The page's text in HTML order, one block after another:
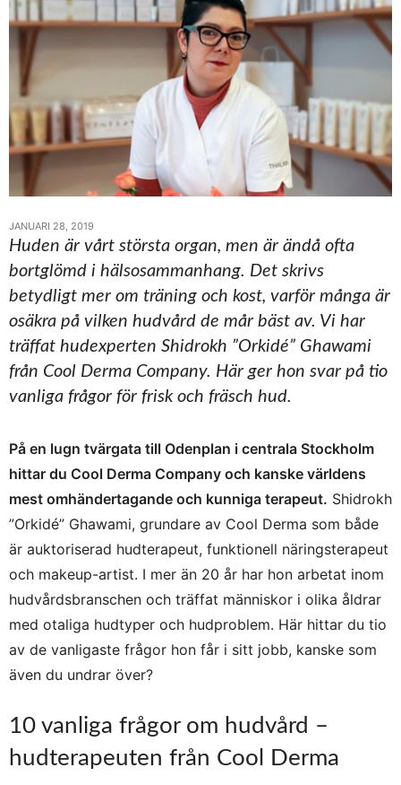
JANUARI 28, 2019
Huden är vårt största organ, men är ändå ofta
bortglömd i hälsosammanhang. Det skrivs
betydligt mer om träning och kost, varför många är
osäkra på vilken hudvård de mår bäst av. Vi har
träffat hudexperten Shidrokh ”Orkidé” Ghawami
från Cool Derma Company. Här ger hon svar på tio
vanliga frågor för frisk och fräsch hud.
På en lugn tvärgata till Odenplan i centrala Stockholm
hittar du Cool Derma Company och kanske världens
mest omhändertagande och kunniga terapeut. Shidrokh
”Orkidé” Ghawami, grundare av Cool Derma som både
är auktoriserad hudterapeut, funktionell näringsterapeut
och makeup-artist. I mer än 20 år har hon arbetat inom
hudvårdsbranschen och träffat människor i olika åldrar
med otaliga hudtyper och hudproblem. Här hittar du tio
av de vanligaste frågor hon får i sitt jobb, kanske som
även du undrar över?
10 vanliga frågor om hudvård –
hudterapeuten från Cool Derma